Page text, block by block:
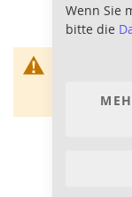
Wenn Sie
bitte die
Wir
dieser